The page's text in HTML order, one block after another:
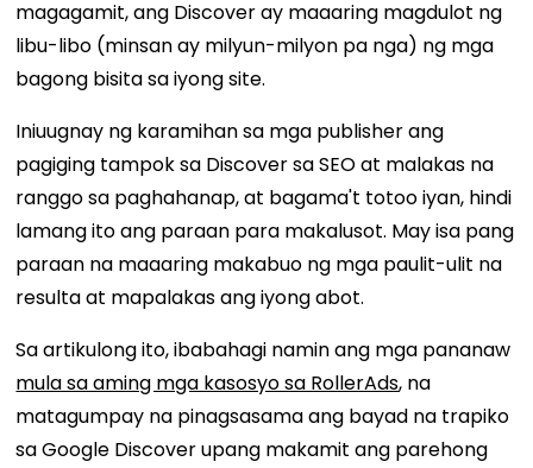
magagamit, ang Discover ay maaaring magdulot ng
libu-libo (minsan ay milyun-milyon pa nga) ng mga
bagong bisita sa iyong site.
Iniuugnay ng karamihan sa mga publisher ang
pagiging tampok sa Discover sa SEO at malakas na
ranggo sa paghahanap, at bagama't totoo iyan, hindi
lamang ito ang paraan para makalusot. May isa pang
paraan na maaaring makabuo ng mga paulit-ulit na
resulta at mapalakas ang iyong abot.
Sa artikulong ito, ibabahagi namin ang mga pananaw
mula sa aming mga kasosyo sa RollerAds, na
matagumpay na pinagsasama ang bayad na trapiko
sa Google Discover upang makamit ang parehong